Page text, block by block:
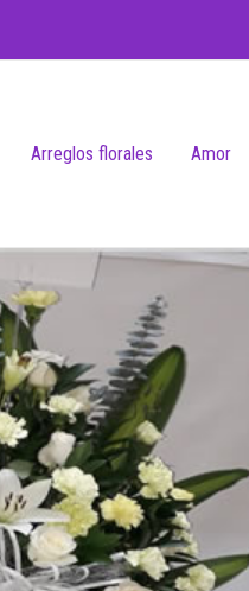
Arreglos florales Amor